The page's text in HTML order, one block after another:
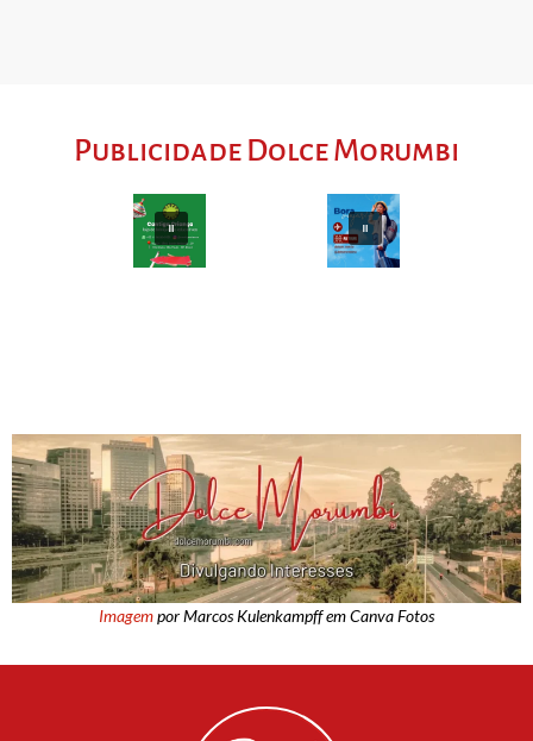
Publicidade Dolce Morumbi
Imagempor Marcos Kulenkampff em Canva Fotos